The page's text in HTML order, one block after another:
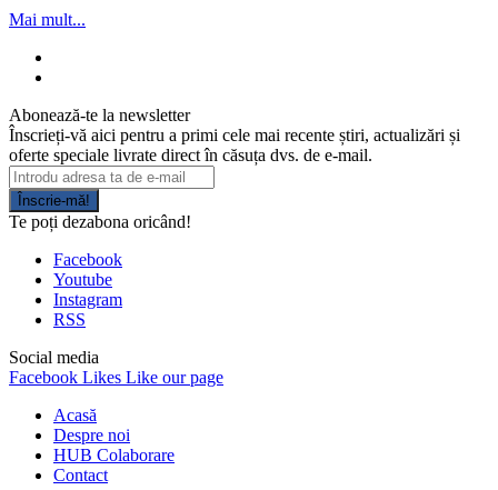
Mai mult...
Abonează-te la newsletter
Înscrieți-vă aici pentru a primi cele mai recente știri, actualizări și
oferte speciale livrate direct în căsuța dvs. de e-mail.
Înscrie-mă!
Te poți dezabona oricând!
Facebook
Youtube
Instagram
RSS
Social media
Facebook Likes Like our page
Acasă
Despre noi
HUB Colaborare
Contact